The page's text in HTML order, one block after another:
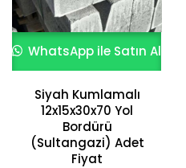
WhatsApp ile Satın Al
Siyah Kumlamalı
12x15x30x70 Yol
Bordürü
(Sultangazi) Adet
Fiyat